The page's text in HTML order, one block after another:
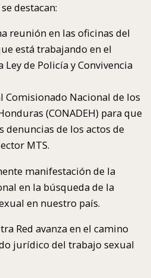
destacan:
reunión en las oficinas del
está trabajando en el
de Policía y Convivencia
Comisionado Nacional de los
(CONADEH) para que
denuncias de los actos de
MTS.
manifestación de la
en la búsqueda de la
en nuestro país.
Red avanza en el camino
jurídico del trabajo sexual